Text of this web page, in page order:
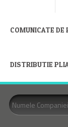
COMUNICATE DE
DISTRIBUTIE